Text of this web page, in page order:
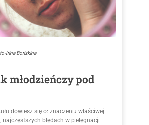
Irina Boriskina
młodzieńczy pod
dowiesz się o: znaczeniu właściwej
najczęstszych błędach w pielęgnacji